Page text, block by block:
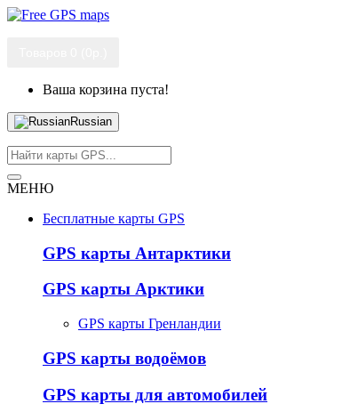
Ваша корзина пуста!
Russian
МЕНЮ
Бесплатные карты GPS
GPS карты Антарктики
GPS карты Арктики
GPS карты Гренландии
GPS карты водоёмов
GPS карты для автомобилей